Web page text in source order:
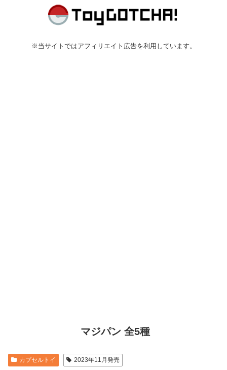
※当サイトではアフィリエイト広告を利用しています。
マジパン 全5種
カプセルトイ 2023年11月発売